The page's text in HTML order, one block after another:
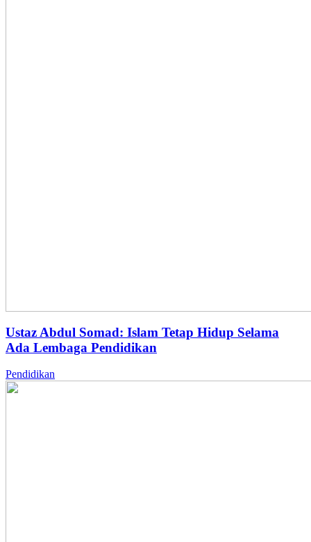
Ustaz Abdul Somad: Islam Tetap Hidup Selama
Ada Lembaga Pendidikan
Pendidikan